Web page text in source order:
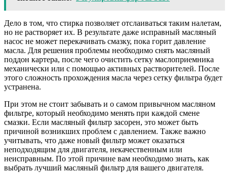
Дело в том, что стирка позволяет отслаиваться таким налетам,
но не растворяет их. В результате даже исправный масляный
насос не может перекачивать смазку, пока горит давление
масла. Для решения проблемы необходимо снять масляный
поддон картера, после чего очистить сетку маслоприемника
механически или с помощью активных растворителей. После
этого сложность прохождения масла через сетку фильтра будет
устранена.
При этом не стоит забывать и о самом привычном масляном
фильтре, который необходимо менять при каждой смене
смазки. Если масляный фильтр засорен, это может быть
причиной возникших проблем с давлением. Также важно
учитывать, что даже новый фильтр может оказаться
неподходящим для двигателя, некачественным или
неисправным. По этой причине вам необходимо знать, как
выбрать лучший масляный фильтр для вашего двигателя.